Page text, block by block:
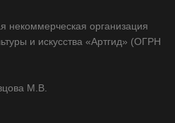
некоммерческая организация
и искусства «Артгид» (ОГРН
М.В.